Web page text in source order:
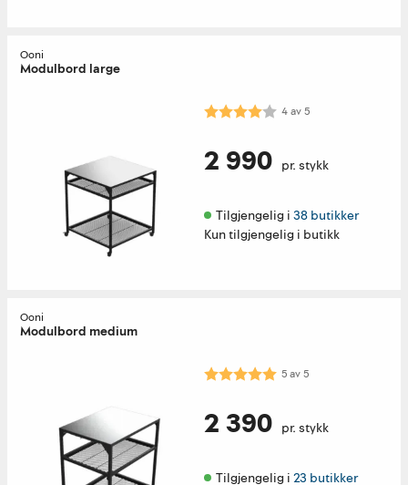
Ooni
Modulbord large
Karakter: 4.0 av 5 mulige
4av5
2 990 pr. stykk
Tilgjengelig i 38 butikker
Kun tilgjengelig i butikk
Ooni
Modulbord medium
Karakter: 5.0 av 5 mulige
5av5
2 390 pr. stykk
Tilgjengelig i 23 butikker